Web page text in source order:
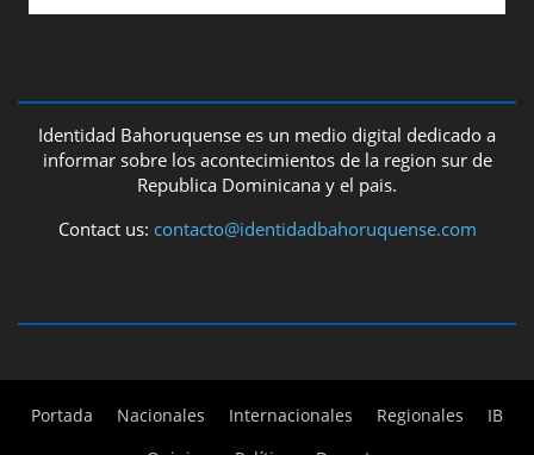
Identidad Bahoruquense es un medio digital dedicado a
informar sobre los acontecimientos de la region sur de
Republica Dominicana y el pais.
Contact us: contacto@identidadbahoruquense.com
Portada Nacionales Internacionales Regionales
IB